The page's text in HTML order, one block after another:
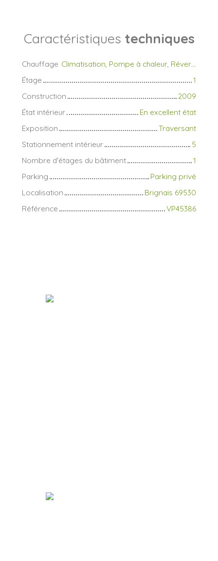
Caractéristiques techniques
Chauffage
Climatisation, Pompe à chaleur, Réversible/Individuel
Étage
1
Construction
2009
État intérieur
En excellent état
Exposition
Traversant
Stationnement intérieur
5
Nombre d'étages du bâtiment
1
Parking
Parking privé
Localisation
Brignais 69530
Référence
VP45386